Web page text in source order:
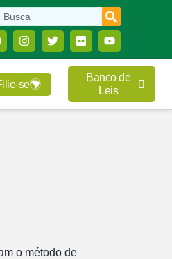
se
Banco de
Leis
o método de